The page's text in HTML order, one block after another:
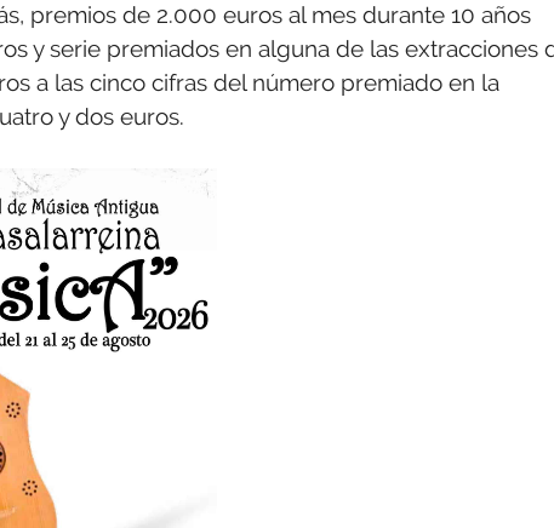
premios de 2.000 euros al mes durante 10 años
y serie premiados en alguna de las extracciones
a las cinco cifras del número premiado en la
y dos euros.